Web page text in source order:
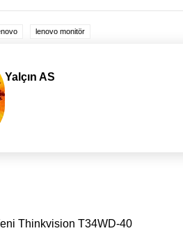
lenovo monitör
Yalçın AS
Thinkvision T34WD-40